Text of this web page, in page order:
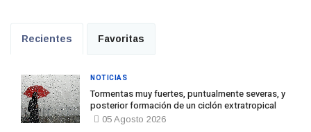
Recientes Favoritas
Tormentas muy fuertes, puntualmente severas, y
posterior formación de un ciclón extratropical
05 Agosto 2026
NOTICIAS